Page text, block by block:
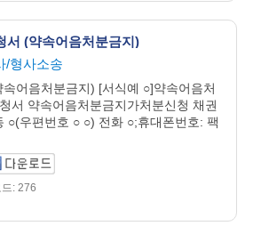
서 (약속어음처분금지)
/형사소송
어음처분금지) [서식예 ○]약속어음처
서 약속어음처분금지가처분신청 채권
○(우편번호 ○ ○) 전화 ○;휴대폰번호: 팩
: 276